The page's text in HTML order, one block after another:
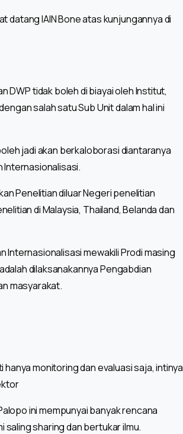
datang IAIN Bone atas kunjungannya di
DWP tidak boleh di biayai oleh Institut,
salah satu Sub Unit dalam hal ini
jadi akan berkaloborasi diantaranya
Internasionalisasi.
Penelitian diluar Negeri penelitian
di Malaysia, Thailand, Belanda dan
Internasionalisasi mewakili Prodi masing
dilaksanakannya Pengabdian
masyarakat.
monitoring dan evaluasi saja, intinya
ini mempunyai banyak rencana
saling sharing dan bertukar ilmu.